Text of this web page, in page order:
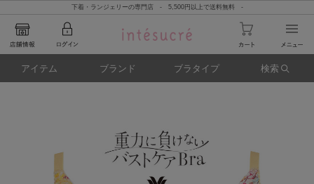
下着・ランジェリーの専門店 - 5,500円以上で送料無料 -
アイテム ブランド ブラタイプ 検索